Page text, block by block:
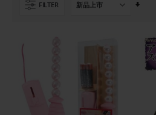
FILTER
設
方
向